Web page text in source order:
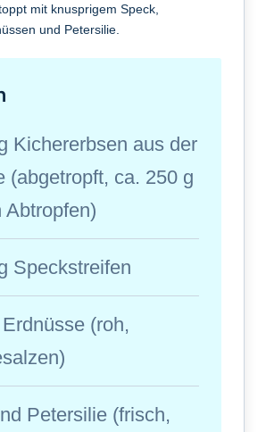
mit knusprigem Speck,
und Petersilie.
Kichererbsen aus der
(abgetropft, ca. 250 g
Abtropfen)
Speckstreifen
(roh,
Petersilie (frisch,